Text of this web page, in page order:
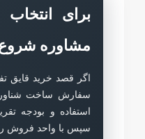
برای
مشاوره شروع
اگر قصد خرید قایق
سفارش ساخت شناور
استفاده و بودجه
سپس با واحد فروش